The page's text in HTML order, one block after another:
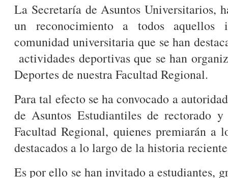
La Secretaría de Asuntos Universitarios,
un reconocimiento a todos aquellos
comunidad universitaria que se han
actividades deportivas que se han
Deportes de nuestra Facultad Regional.
Para tal efecto se ha convocado a
de Asuntos Estudiantiles de rectorado
Facultad Regional, quienes premiarán a
destacados a lo largo de la historia
Es por ello se han invitado a estudiantes,